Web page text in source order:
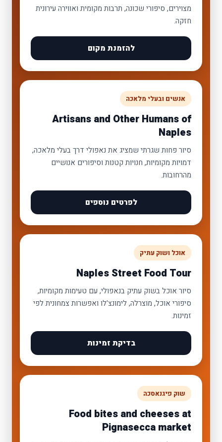
מצוירים, סיפורי שכונה, תרבות מקומית ואווירה עירונית
חזקה.
להזמנת מקום
אנשים ובעלי מלאכה
Artisans and Other Humans of
Naples
סיור פחות שגרתי שמציג את נאפולי דרך בעלי מלאכה,
דמויות מקומיות, חנויות קטנות וסיפורים אנושיים
מהרחובות.
לפרטים נוספים
אוכל ושוק עתיק
Naples Street Food Tour
סיור אוכל בשוק עתיק בנאפולי, עם טעימות מקומיות,
סיפורי אוכל, מוצרלה, לימונצ'לו ואפשרות צמחונית לפי
זמינות.
בדיקת זמינות
שוק פיגנאסכה
Food bites and cheeses at
Pignasecca market